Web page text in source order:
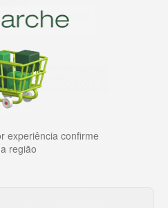
DE ALIMENTOS S.A
0002-15
Termos e políticas
nosso app
experiência confirme
região